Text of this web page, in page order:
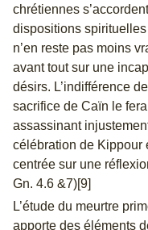
chrétiennes
dispositions
n’en reste pas moins
avant tout sur une
désirs. L’indifférence
sacrifice de Caïn le
assassinant
célébration de Kippour
centrée sur une
Gn. 4.6 &7)[9]
L’étude du meurtre
apporte des éléments